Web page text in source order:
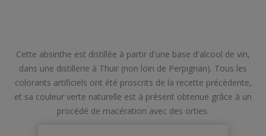
Cette absinthe est distillée à partir d'une base d'alcool de vin,
dans une distillerie à Thuir (non loin de Perpignan). Tous les
colorants artificiels ont été proscrits de la recette précédente,
et sa couleur verte naturelle est à présent obtenue grâce à un
procédé de macération avec des orties.